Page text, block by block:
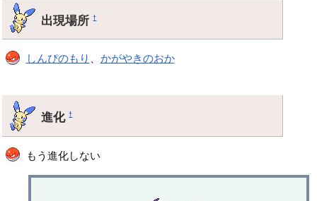
出現場所†
しんぴのもり かがやきのおか
進化†
もう進化しない